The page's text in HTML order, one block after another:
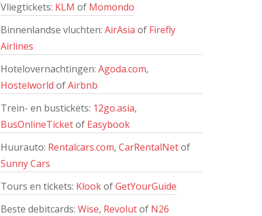
Vliegtickets: KLM of Momondo
Binnenlandse vluchten: AirAsia of Firefly
Airlines
Hotelovernachtingen: Agoda.com,
Hostelworld ofAirbnb
Trein- en bustickets: 12go.asia,
BusOnlineTicketof Easybook
Huurauto: Rentalcars.com, CarRentalNetof
Sunny Cars
Tours en tickets: KlookofGetYourGuide
Beste debitcards: Wise, Revolutof N26